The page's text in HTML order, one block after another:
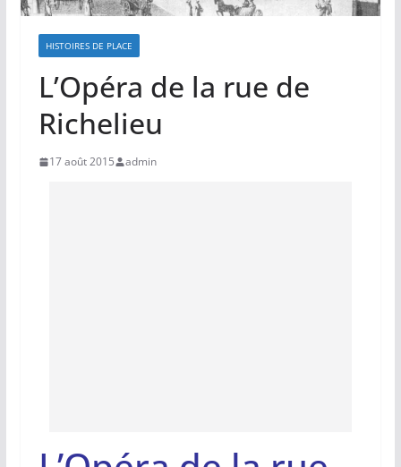
HISTOIRES DE PLACE
L’Opéra de la rue de
Richelieu
17 août 2015 admin